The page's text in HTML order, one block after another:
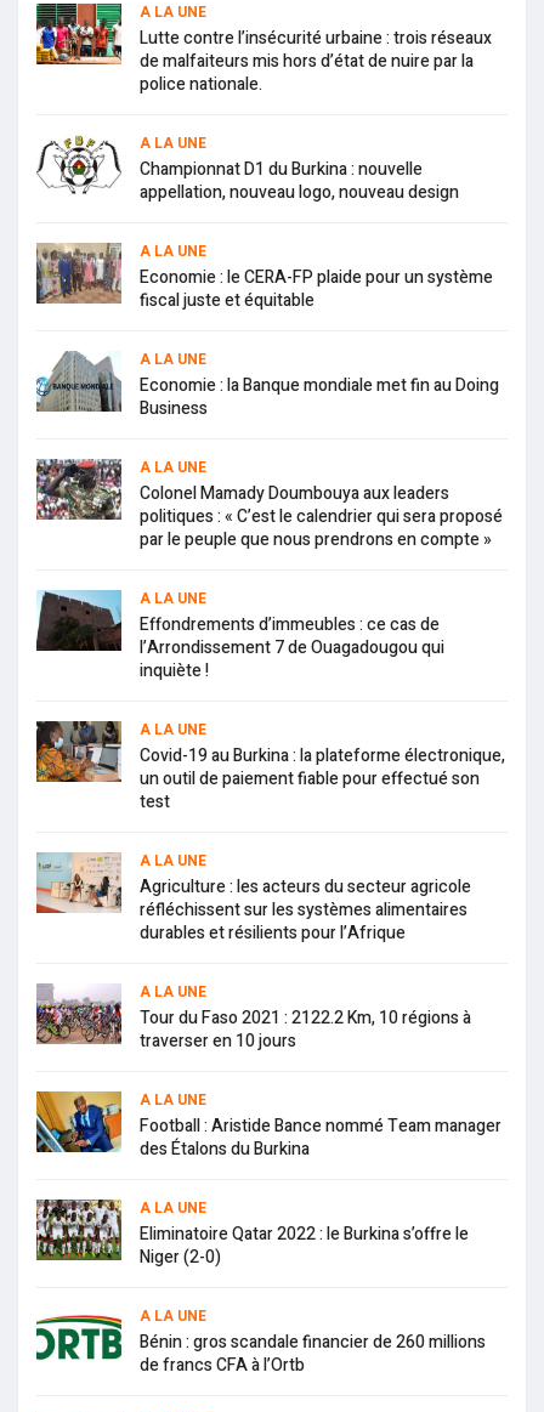
A LA UNE
Lutte contre l’insécurité urbaine : trois réseaux
de malfaiteurs mis hors d’état de nuire par la
police nationale.
A LA UNE
Championnat D1 du Burkina : nouvelle
appellation, nouveau logo, nouveau design
A LA UNE
Economie : le CERA-FP plaide pour un système
fiscal juste et équitable
A LA UNE
Economie : la Banque mondiale met fin au Doing
Business
A LA UNE
Colonel Mamady Doumbouya aux leaders
politiques : « C’est le calendrier qui sera proposé
par le peuple que nous prendrons en compte »
A LA UNE
Effondrements d’immeubles : ce cas de
l’Arrondissement 7 de Ouagadougou qui
inquiète !
A LA UNE
Covid-19 au Burkina : la plateforme électronique,
un outil de paiement fiable pour effectué son
test
A LA UNE
Agriculture : les acteurs du secteur agricole
réfléchissent sur les systèmes alimentaires
durables et résilients pour l’Afrique
A LA UNE
Tour du Faso 2021 : 2122.2 Km, 10 régions à
traverser en 10 jours
A LA UNE
Football : Aristide Bance nommé Team manager
des Étalons du Burkina
A LA UNE
Eliminatoire Qatar 2022 : le Burkina s’offre le
Niger (2-0)
A LA UNE
Bénin : gros scandale financier de 260 millions
de francs CFA à l’Ortb